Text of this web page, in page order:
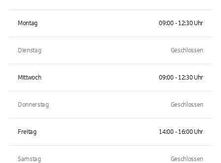
Montag 09:00 - 12:30 Uhr
Dienstag Geschlossen
Mittwoch 09:00 - 12:30 Uhr
Donnerstag Geschlossen
Freitag 14:00 - 16:00 Uhr
Samstag Geschlossen